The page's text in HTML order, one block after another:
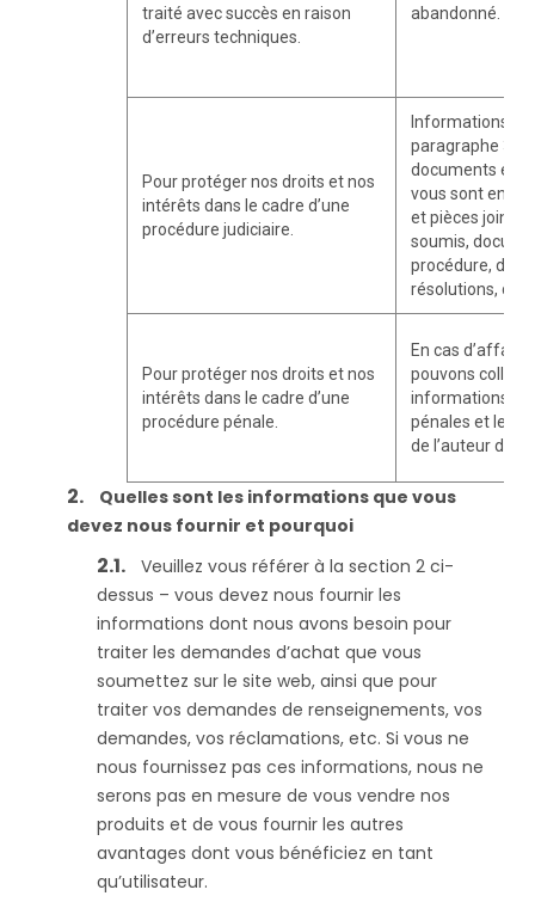
traité avec succès en raison
d’erreurs techniques.
abandonné.
Pour protéger nos droits et nos
intérêts dans le cadre d’une
procédure judiciaire.
Informations
paragraphe 3.1
documents et
vous sont
et pièces
soumis,
procédure,
résolutions,
Pour protéger nos droits et nos
intérêts dans le cadre d’une
procédure pénale.
En cas
pouvons
informations
pénales et les
de l’auteur de
Quelles sont les informations que vous
devez nous fournir et pourquoi
Veuillez vous référer à la section 2 ci-
dessus – vous devez nous fournir les
informations dont nous avons besoin pour
traiter les demandes d’achat que vous
soumettez sur le site web, ainsi que pour
traiter vos demandes de renseignements, vos
demandes, vos réclamations, etc. Si vous ne
nous fournissez pas ces informations, nous ne
serons pas en mesure de vous vendre nos
produits et de vous fournir les autres
avantages dont vous bénéficiez en tant
qu’utilisateur.